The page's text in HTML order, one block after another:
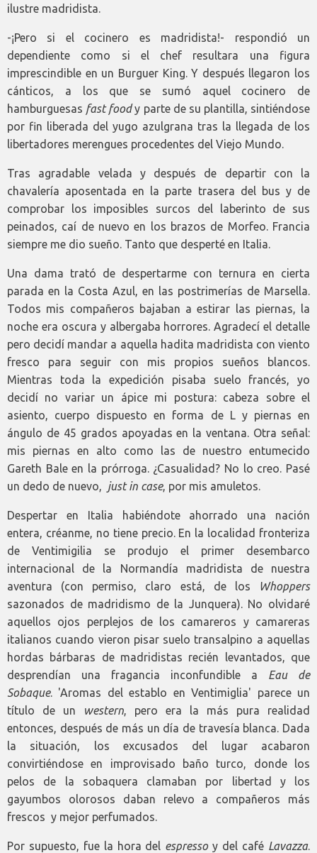
ilustre madridista.
-¡Pero si el cocinero es madridista!- respondió un
dependiente como si el chef resultara una figura
imprescindible en un Burguer King. Y después llegaron los
cánticos, a los que se sumó aquel cocinero de
hamburguesas fast foody parte de su plantilla, sintiéndose
por fin liberada del yugo azulgrana tras la llegada de los
libertadores merengues procedentes del Viejo Mundo.
Tras agradable velada y después de departir con la
chavalería aposentada en la parte trasera del bus y de
comprobar los imposibles surcos del laberinto de sus
peinados, caí de nuevo en los brazos de Morfeo. Francia
siempre me dio sueño. Tanto que desperté en Italia.
Una dama trató de despertarme con ternura en cierta
parada en la Costa Azul, en las postrimerías de Marsella.
Todos mis compañeros bajaban a estirar las piernas, la
noche era oscura y albergaba horrores. Agradecí el detalle
pero decidí mandar a aquella hadita madridista con viento
fresco para seguir con mis propios sueños blancos.
Mientras toda la expedición pisaba suelo francés, yo
decidí no variar un ápice mi postura: cabeza sobre el
asiento, cuerpo dispuesto en forma de L y piernas en
ángulo de 45 grados apoyadas en la ventana. Otra señal:
mis piernas en alto como las de nuestro entumecido
Gareth Bale en la prórroga. ¿Casualidad? No lo creo. Pasé
un dedo de nuevo, just in case, por mis amuletos.
Despertar en Italia habiéndote ahorrado una nación
entera, créanme, no tiene precio. En la localidad fronteriza
de Ventimigilia se produjo el primer desembarco
internacional de la Normandía madridista de nuestra
aventura (con permiso, claro está, de los
Whoppers
sazonados de madridismo de la Junquera). No olvidaré
aquellos ojos perplejos de los camareros y camareras
italianos cuando vieron pisar suelo transalpino a aquellas
hordas bárbaras de madridistas recién levantados, que
desprendían una fragancia inconfundible a Eau de
Sobaque. 'Aromas del establo en Ventimiglia' parece un
título de un
western, pero era la más pura realidad
entonces, después de más un día de travesía blanca. Dada
la situación, los excusados del lugar acabaron
convirtiéndose en improvisado baño turco, donde los
pelos de la sobaquera clamaban por libertad y los
gayumbos olorosos daban relevo a compañeros más
frescos y mejor perfumados.
Por supuesto, fue la hora del espressoy del café Lavazza.